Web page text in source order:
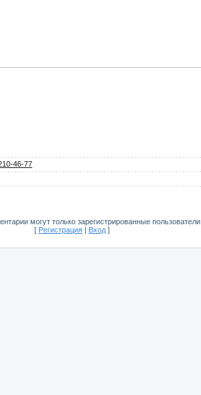
46-77
могут только зарегистрированные пользователи.
[ Регистрация | Вход ]